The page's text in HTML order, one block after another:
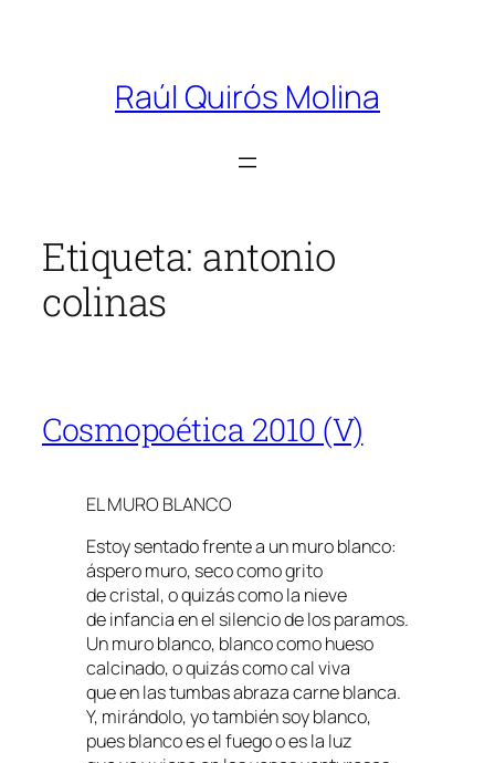
Raúl Quirós Molina
Etiqueta: antonio
colinas
Cosmopoética 2010 (V)
EL MURO BLANCO
Estoy sentado frente a un muro blanco:
áspero muro, seco como grito
de cristal, o quizás como la nieve
de infancia en el silencio de los paramos.
Un muro blanco, blanco como hueso
calcinado, o quizás como cal viva
que en las tumbas abraza carne blanca.
Y, mirándolo, yo también soy blanco,
pues blanco es el fuego o es la luz